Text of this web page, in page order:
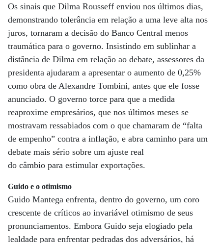
Os sinais que Dilma Rousseff enviou nos últimos dias,
demonstrando tolerância em relação a uma leve alta nos
juros, tornaram a decisão do Banco Central menos
traumática para o governo. Insistindo em sublinhar a
distância de Dilma em relação ao debate, assessores da
presidenta ajudaram a apresentar o aumento de 0,25%
como obra de Alexandre Tombini, antes que ele fosse
anunciado. O governo torce para que a medida
reaproxime empresários, que nos últimos meses se
mostravam ressabiados com o que chamaram de “falta
de empenho” contra a inflação, e abra caminho para um
debate mais sério sobre um ajuste real
do câmbio para estimular exportações.
Guido e o otimismo
Guido Mantega enfrenta, dentro do governo, um coro
crescente de críticos ao invariável otimismo de seus
pronunciamentos. Embora Guido seja elogiado pela
lealdade para enfrentar pedradas dos adversários, há